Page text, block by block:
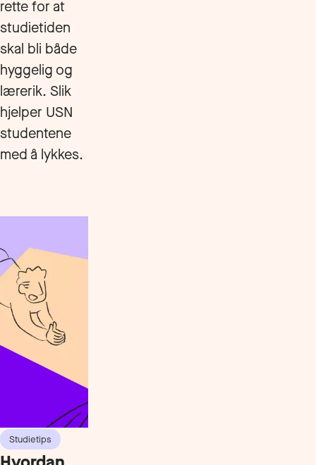
rette for at
studietiden
skal bli både
hyggelig og
lærerik. Slik
hjelper USN
studentene
med å lykkes.
Studietips